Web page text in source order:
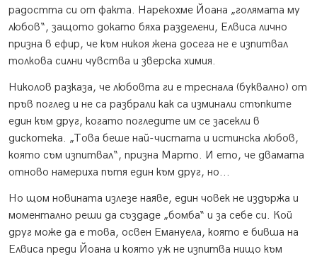
радостта си от факта. Нарекохме Йоана „голямата му
любов“, защото докато бяха разделени, Елвиса лично
призна в ефир, че към никоя жена досега не е изпитвал
толкова силни чувства и зверска химия.
Николов разказа, че любовта ги е треснала (буквално) от
пръв поглед и не са разбрали как са изминали стъпките
един към друг, когато погледите им се засекли в
дискотека. „Това беше най-чистата и истинска любов,
която съм изпитвал“, призна Марто. И ето, че двамата
отново намериха пътя един към друг, но...
Но щом новината излезе наяве, един човек не издържа и
моментално реши да създаде „бомба“ и за себе си. Кой
друг може да е това, освен Емануела, която е бивша на
Елвиса преди Йоана и която уж не изпитва нищо към